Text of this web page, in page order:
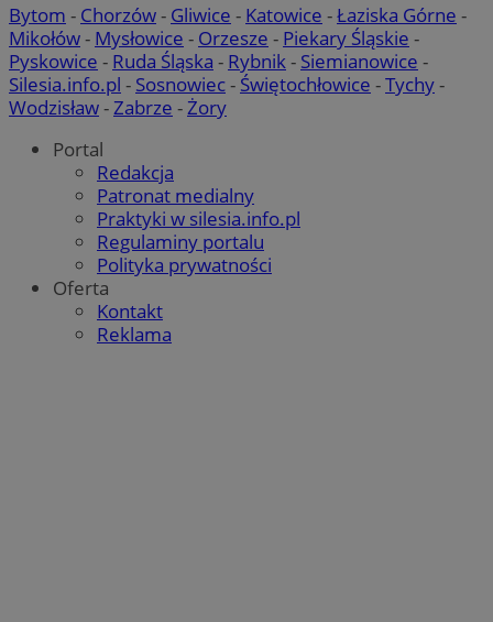
Bytom - Chorzów- Gliwice - Katowice -Łaziska Górne -
Mikołów- Mysłowice - Orzesze - Piekary Śląskie -
Pyskowice - Ruda Śląska - Rybnik- Siemianowice -
Silesia.info.pl - Sosnowiec- Świętochłowice -Tychy-
Wodzisław-Zabrze -Żory
Portal
Redakcja
Patronat medialny
Praktyki w silesia.info.pl
Regulaminy portalu
Polityka prywatności
Oferta
Kontakt
Reklama